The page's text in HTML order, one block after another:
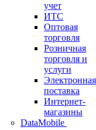
учет
ИТС
Оптовая
торговля
Розничная
торговля и
услуги
Электронная
поставка
Интернет-
магазины
DataMobile